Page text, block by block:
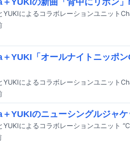
YUKIの新曲「背中にリボン
YUKI「オールナイトニッポ
YUKIのニューシングルジャ